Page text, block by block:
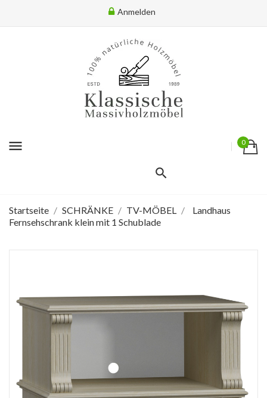
Anmelden
menu 0
Startseite SCHRÄNKE TV-MÖBEL
Landhaus
Fernsehschrank klein mit 1 Schublade